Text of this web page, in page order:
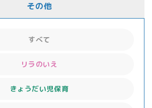
その他
すべて
リラのいえ
きょうだい児保育